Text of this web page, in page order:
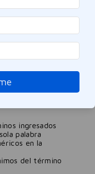
ingresados
palabra
en la
del término